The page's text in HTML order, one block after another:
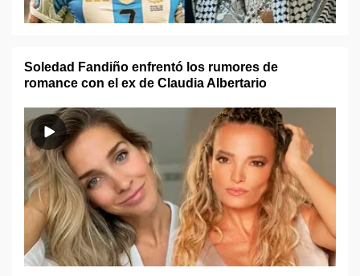
Soledad Fandiño enfrentó los rumores de
romance con el ex de Claudia Albertario